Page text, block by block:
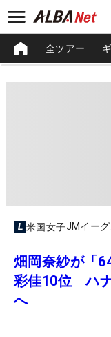
全ツアー
米国女子JMイー
畑岡奈紗が「
彩佳10位 ハナ
へ